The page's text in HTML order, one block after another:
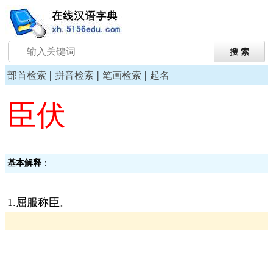
部首检索 | 拼音检索 | 笔画检索 | 起名
臣伏
基本解释 ：
1.屈服称臣。